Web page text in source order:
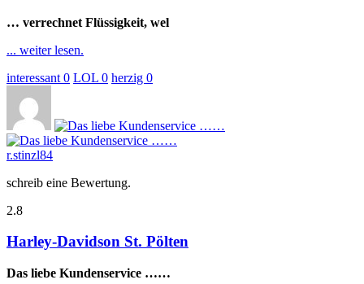
… verrechnet Flüssigkeit, wel
... weiter lesen.
interessant 0 LOL 0 herzig 0
r.stinzl84
schreib eine Bewertung.
2.8
Harley-Davidson St. Pölten
Das liebe Kundenservice ……